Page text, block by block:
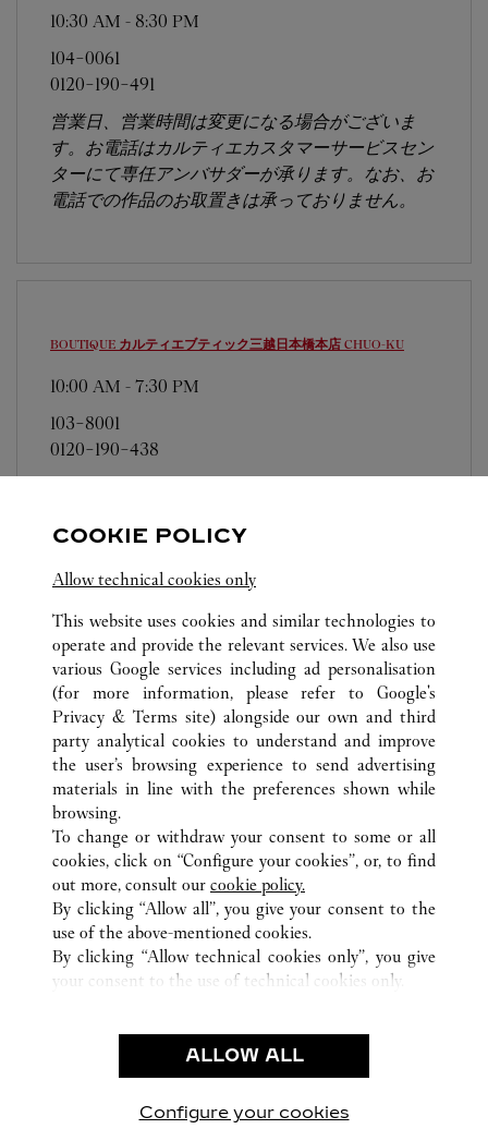
10:30 AM - 8:30 PM
104-0061
0120-190-491
営業日、営業時間は変更になる場合がございま
す。お電話はカルティエカスタマーサービスセン
ターにて専任アンバサダーが承ります。なお、お
電話での作品のお取置きは承っておりません。
BOUTIQUE カルティエブティック三越日本橋本店 CHUO-KU
10:00 AM - 7:30 PM
103-8001
0120-190-438
ターにて専任アンバサダーが承ります。なお、お
ALL CARTIER LOCATIONS JAPAN
TOKYO
CHUO-KU
CUSTOMER CARE
CONTACT US
OUR COMPANY
CAREERS
FIND A BOUTIQUE
PRIVACY POLICY
CONDITIONS OF SALE
COOKIE POLICY
Allow technical cookies only
This website uses cookies and similar technologies to
operate and provide the relevant services. We also use
various Google services including ad personalisation
(for more information, please refer to Google's
Privacy & Terms site) alongside our own and third
party analytical cookies to understand and improve
the user’s browsing experience to send advertising
materials in line with the preferences shown while
browsing.
To change or withdraw your consent to some or all
cookies, click on “Configure your cookies”, or, to find
out more, consult our cookie policy.
By clicking “Allow all”, you give your consent to the
use of the above-mentioned cookies.
By clicking “Allow technical cookies only”, you give
your consent to the use of technical cookies only.
ALLOW ALL
Configure your cookies